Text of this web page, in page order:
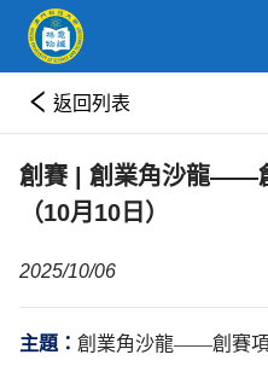
返回列表
創賽 | 創業角沙龍——
（10月10日）
2025/10/06
主題： 創業角沙龍——創賽